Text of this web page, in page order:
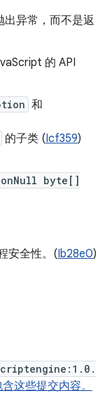
出异常，而不是返
的 API
和
的子类 (Icf359)
byte[]
安全性。(Ib28e0)
这些提交内容。